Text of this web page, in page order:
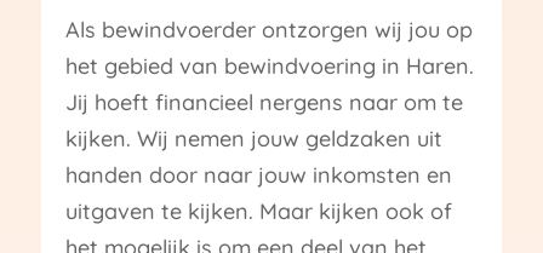
Als bewindvoerder ontzorgen wij jou op
het gebied van bewindvoering in Haren.
Jij hoeft financieel nergens naar om te
kijken. Wij nemen jouw geldzaken uit
handen door naar jouw inkomsten en
uitgaven te kijken. Maar kijken ook of